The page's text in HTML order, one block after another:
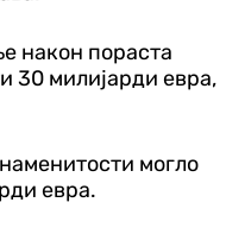
након пораста
30 милијарди евра,
могло
евра.